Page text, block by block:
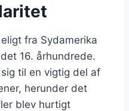
fra Sydamerika
16. århundrede.
til en vigtig del af
herunder det
blev hurtigt